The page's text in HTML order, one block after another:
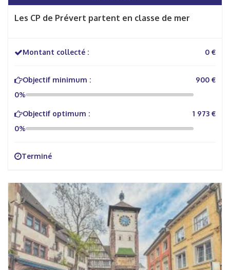
Les CP de Prévert partent en classe de mer
Montant collecté : 0 €
Objectif minimum :
900 €
0%
Objectif optimum :
1 973 €
0%
Terminé